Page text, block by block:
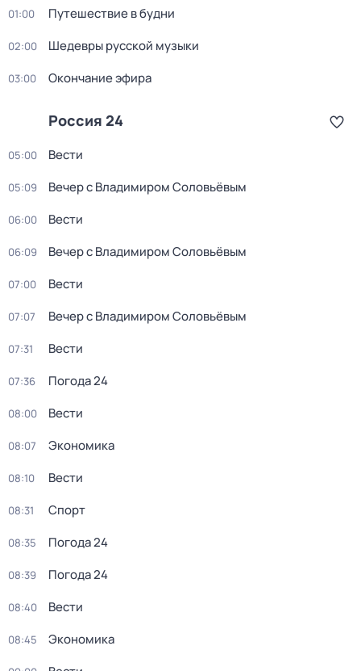
01:00 Путешествие в будни
02:00 Шедевры русской музыки
03:00 Окончание эфира
Россия 24
05:00 Вести
05:09 Вечер с Владимиром Соловьёвым
06:00 Вести
06:09 Вечер с Владимиром Соловьёвым
07:00 Вести
07:07 Вечер с Владимиром Соловьёвым
07:31 Вести
07:36 Погода 24
08:00 Вести
08:07 Экономика
08:10 Вести
08:31 Спорт
08:35 Погода 24
08:39 Погода 24
08:40 Вести
08:45 Экономика